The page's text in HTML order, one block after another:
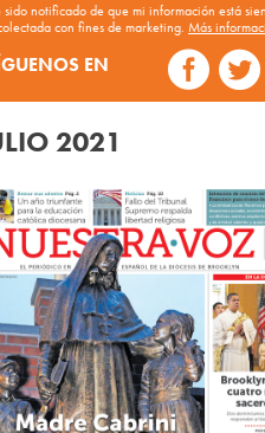
sido notificado de que mi información está
con fines de marketing. Más
EN
2021